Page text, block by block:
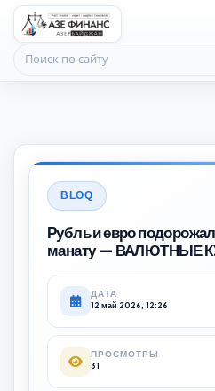
Поиск по сайту
BLOQ
Рубль и евро
манату — ВАЛЮТНЫЕ
ДАТА
12 май 2026, 12:26
ПРОСМОТРЫ
31